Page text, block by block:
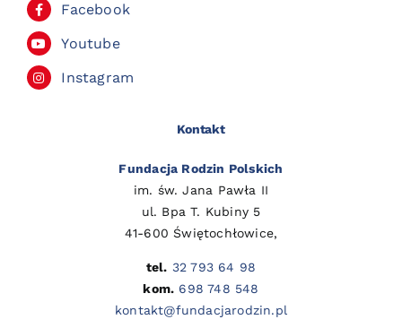
Facebook
Youtube
Instagram
Kontakt
Fundacja Rodzin Polskich
im. św. Jana Pawła II
ul. Bpa T. Kubiny 5
41-600 Świętochłowice,
tel. 32 793 64 98
kom. 698 748 548
kontakt@fundacjarodzin.pl